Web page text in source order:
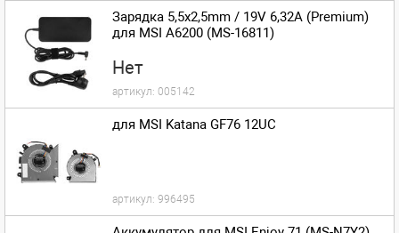
Зарядка 5,5x2,5mm / 19V 6,32A (Premium)
для MSI A6200 (MS-16811)
Нет
артикул: 005142
для MSI Katana GF76 12UC
артикул: 996495